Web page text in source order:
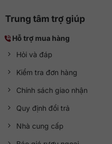
Trung tâm trợ giúp
Hỗ trợ mua hàng
Hỏi và đáp
Kiểm tra đơn hàng
Chính sách giao nhận
Quy định đổi trả
Nhà cung cấp